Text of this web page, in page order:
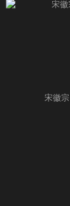
宋徽宗